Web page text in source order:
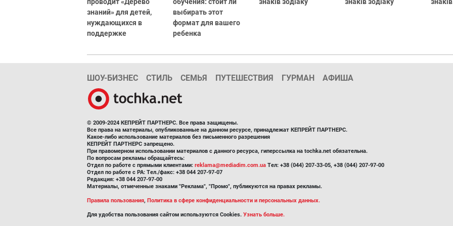
знаний» для детей,
нуждающихся в
поддержке
выбирать этот
формат для вашего
ребенка
ШОУ-БИЗНЕС СТИЛЬ СЕМЬЯ ПУТЕШЕСТВИЯ ГУРМАН АФИША
© 2009-2024 КЕПРЕЙТ ПАРТНЕРС. Все права защищены.
Все права на материалы, опубликованные на данном ресурсе, принадлежат КЕПРЕЙТ ПАРТНЕРС.
Какое-либо использование материалов без письменного разрешения
КЕПРЕЙТ ПАРТНЕРС запрещено.
При правомерном использовании материалов с данного ресурса, гиперссылка на tochka.net обязательна.
По вопросам рекламы обращайтесь:
Отдел по работе с прямыми клиентами: reklama@mediadim.com.ua Тел: +38 (044) 207-33-05, +38 (044) 207-97-00
Отдел по работе с РА: Тел./факс: +38 044 207-97-07
Редакция: +38 044 207-97-00
Материалы, отмеченные знаками "Реклама", "Промо", публикуются на правах рекламы.
Правила пользования, Политика в сфере конфиденциальности и персональных данных.
Для удобства пользования сайтом используются Cookies. Узнать больше.